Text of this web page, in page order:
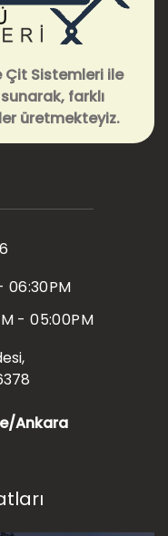
Çit Sistemleri ile
farklı
üretmekteyiz.
06:30PM
- 05:00PM
Ankara